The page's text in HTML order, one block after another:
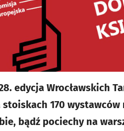
edycja Wrocławskich
170 wystawców
bądź pociechy na